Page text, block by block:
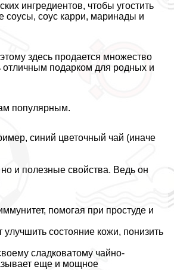
ингредиентов, чтобы угостить
соусы, соус карри, маринады и
здесь продается множество
отличным подарком для родных и
популярным.
синий цветочный чай (иначе
но и полезные свойства. Ведь он
помогая при простуде и
состояние кожи, понизить
сладковатому чайно-
еще и мощное